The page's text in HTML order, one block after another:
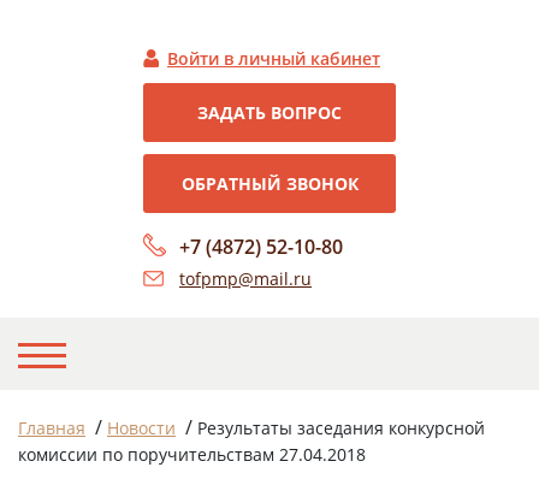
+7 (4872) 52-10-80
tofpmp@mail.ru
Войти в личный кабинет
ЗАДАТЬ ВОПРОС
ОБРАТНЫЙ ЗВОНОК
О НАС
Главная / Новости / Результаты заседания конкурсной
комиссии по поручительствам 27.04.2018